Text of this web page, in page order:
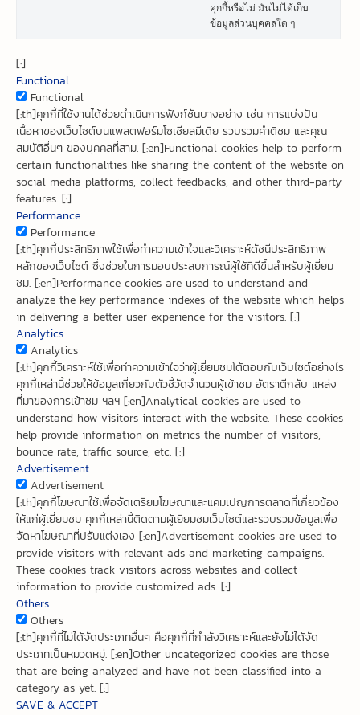
คุกกี้หรือไม่ มันไม่ได้เก็บ
ข้อมูลส่วนบุคคลใด ๆ
[:]
Functional
Functional
[:th]คุกกี้ที่ใช้งานได้ช่วยดำเนินการฟังก์ชันบางอย่าง เช่น การแบ่งปัน
เนื้อหาของเว็บไซต์บนแพลตฟอร์มโซเชียลมีเดีย รวบรวมคำติชม และคุณ
สมบัติอื่นๆ ของบุคคลที่สาม. [:en]Functional cookies help to perform
certain functionalities like sharing the content of the website on
social media platforms, collect feedbacks, and other third-party
features. [:]
Performance
Performance
[:th]คุกกี้ประสิทธิภาพใช้เพื่อทำความเข้าใจและวิเคราะห์ดัชนีประสิทธิภาพ
หลักของเว็บไซต์ ซึ่งช่วยในการมอบประสบการณ์ผู้ใช้ที่ดีขึ้นสำหรับผู้เยี่ยม
ชม. [:en]Performance cookies are used to understand and
analyze the key performance indexes of the website which helps
in delivering a better user experience for the visitors. [:]
Analytics
Analytics
[:th]คุกกี้วิเคราะห์ใช้เพื่อทำความเข้าใจว่าผู้เยี่ยมชมโต้ตอบกับเว็บไซต์อย่างไร
คุกกี้เหล่านี้ช่วยให้ข้อมูลเกี่ยวกับตัวชี้วัดจำนวนผู้เข้าชม อัตราตีกลับ แหล่ง
ที่มาของการเข้าชม ฯลฯ [:en]Analytical cookies are used to
understand how visitors interact with the website. These cookies
help provide information on metrics the number of visitors,
bounce rate, traffic source, etc. [:]
Advertisement
Advertisement
[:th]คุกกี้โฆษณาใช้เพื่อจัดเตรียมโฆษณาและแคมเปญการตลาดที่เกี่ยวข้อง
ให้แก่ผู้เยี่ยมชม คุกกี้เหล่านี้ติดตามผู้เยี่ยมชมเว็บไซต์และรวบรวมข้อมูลเพื่อ
จัดหาโฆษณาที่ปรับแต่งเอง [:en]Advertisement cookies are used to
provide visitors with relevant ads and marketing campaigns.
These cookies track visitors across websites and collect
information to provide customized ads. [:]
Others
Others
[:th]คุกกี้ที่ไม่ได้จัดประเภทอื่นๆ คือคุกกี้ที่กำลังวิเคราะห์และยังไม่ได้จัด
ประเภทเป็นหมวดหมู่. [:en]Other uncategorized cookies are those
that are being analyzed and have not been classified into a
category as yet. [:]
SAVE & ACCEPT